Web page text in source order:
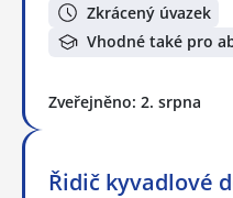
Zkrácený úvazek
Vhodné také pro
Zveřejněno: 2. srpna
Řidič kyvadlové